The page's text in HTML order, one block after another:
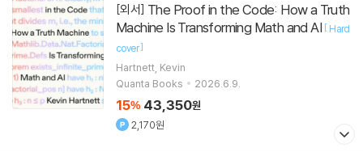
[외서]
Machine Is Transforming Math and AI [ Hard
cover]
Hartnett, Kevin
Quanta Books
2026.6.9.
15% 43,350원
2,170원